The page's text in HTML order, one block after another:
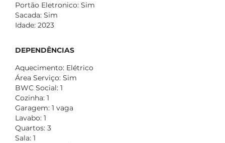
Portão Eletronico: Sim
Sacada: Sim
Idade: 2023
DEPENDÊNCIAS
Aquecimento: Elétrico
Área Serviço: Sim
BWC Social: 1
Cozinha: 1
Garagem: 1 vaga
Lavabo: 1
Quartos: 3
Sala: 1